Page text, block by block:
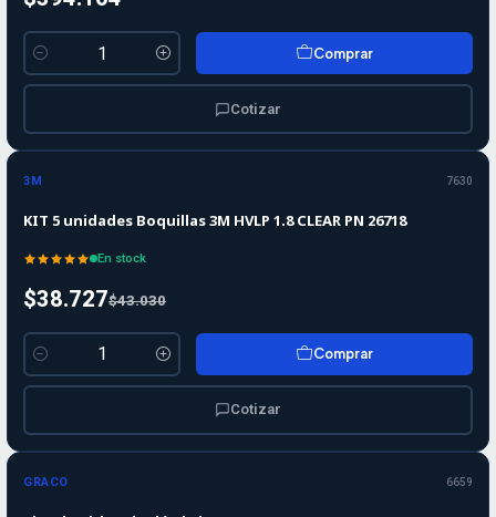
Cantidad
Comprar
Cotizar
-10%
3M 7630
KIT 5 unidades Boquillas 3M HVLP 1.8 CLEAR PN 26718
En stock
$38.727$43.030
Cantidad
Comprar
Cotizar
GRACO 6659